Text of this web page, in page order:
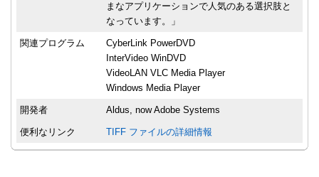
まなアプリケーションで人気のある選択肢と
なっています。」
関連プログラム
CyberLink PowerDVD
InterVideo WinDVD
VideoLAN VLC Media Player
Windows Media Player
開発者 Aldus, now Adobe Systems
便利なリンク TIFF ファイルの詳細情報